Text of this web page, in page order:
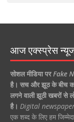
आज एक्स्प्रेस
सोशल मीडिया पर Fake
है। सच और झूठ के बीच
लगने वाली झूठी खबरों से
है। Digital
एक शब्द के लिए हम